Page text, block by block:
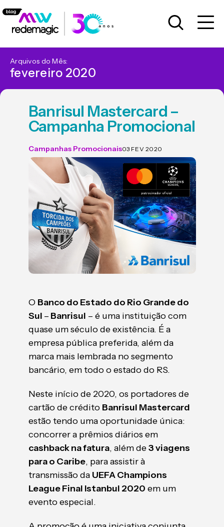
Arquivos do Mês:
fevereiro 2020
Banrisul Mastercard –
Campanha Promocional
Campanhas Promocionais03 FEV 2020
O Banco do Estado do Rio Grande do
Sul – Banrisul – é uma instituição com
quase um século de existência. É a
empresa pública preferida, além da
marca mais lembrada no segmento
bancário, em todo o estado do RS.
Neste início de 2020, os portadores de
cartão de crédito Banrisul Mastercard
estão tendo uma oportunidade única:
concorrer a prêmios diários em
cashback na fatura, além de3 viagens
para o Caribe, para assistir à
transmissão da UEFA Champions
League Final Istanbul 2020 em um
evento especial.